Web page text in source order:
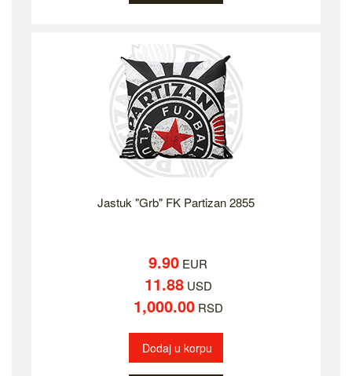
Jastuk "Grb" FK Partizan 2855
9.90 EUR
11.88USD
1,000.00RSD
Dodaj u korpu